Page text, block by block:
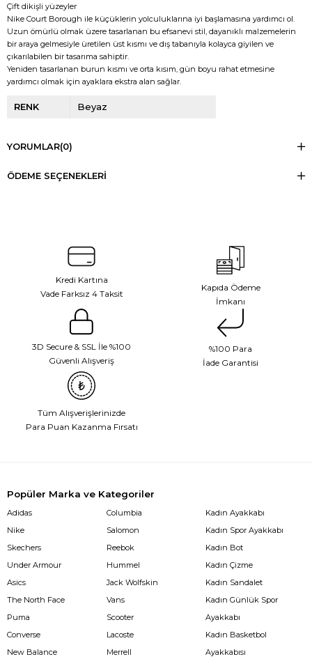
Çift dikişli yüzeyler
Nike Court Borough ile küçüklerin yolculuklarına iyi başlamasına yardımcı ol.
Uzun ömürlü olmak üzere tasarlanan bu efsanevi stil, dayanıklı malzemelerin
bir araya gelmesiyle üretilen üst kısmı ve dış tabanıyla kolayca giyilen ve
çıkarılabilen bir tasarıma sahiptir.
Yeniden tasarlanan burun kısmı ve orta kısım, gün boyu rahat etmesine
yardımcı olmak için ayaklara ekstra alan sağlar.
RENK Beyaz
YORUMLAR(0)
ÖDEME SEÇENEKLERI
Kredi Kartına
Vade Farksız 4 Taksit
Kapıda Ödeme
İmkanı
3D Secure & SSL İle %100
Güvenli Alışveriş
%100 Para
İade Garantisi
Tüm Alışverişlerinizde
Para Puan Kazanma Fırsatı
Popüler Marka ve Kategoriler
Adidas
Nike
Skechers
Under Armour
Asics
The North Face
Puma
Converse
New Balance
Columbia
Salomon
Reebok
Hummel
Jack Wolfskin
Vans
Scooter
Lacoste
Merrell
Kadın Ayakkabı
Kadın Spor Ayakkabı
Kadın Bot
Kadın Çizme
Kadın Sandalet
Kadın Günlük Spor
Ayakkabı
Kadın Basketbol
Ayakkabısı